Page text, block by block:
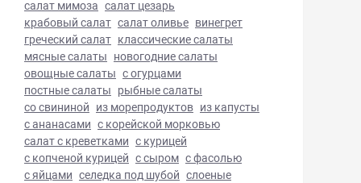
салат мимоза салат цезарь
крабовый салат салат оливье винегрет
греческий салат классические салаты
мясные салаты новогодние салаты
овощные салаты с огурцами
постные салаты рыбные салаты
со свининой из морепродуктов из капусты
с ананасами с корейской морковью
салат с креветками с курицей
с копченой курицей с сыром с фасолью
с яйцами селедка под шубой слоеные